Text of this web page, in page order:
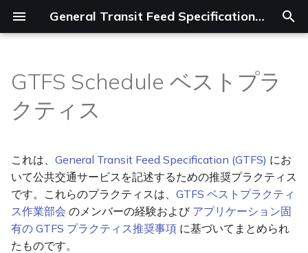
General Transit Feed Specification (LLM翻訳)
初
GTFS とは何ですか？
GTFS をどのように作成し
ますか？
作成
公開
GTFS でできることは何で
すか？
概要
基本の追加機能
アクセシビリティ
運賃
ドキュメント構成
ファイル別の推奨実践事項
すべてのファイル
agency.txt
帰属表示
デマンド型サービス
運賃 (v2)
導入
チケット商品
乗客区分
ルート・路線系統(route)
レガシー運賃 (v1)
最近の追加
リファレンス
フィードエンティティ
概要
サービスアラート
車両位置
便(trip)の変更
Protobuf
言語バインディング
概要
Java
JavaScript/Node.js
Python
サービスアラート
移行の重複
最近の追加
参加する
GTFS スケジュールのガバ
エクステンション
概要
Flex
概要
データの共有
データの利用
その他のリソース
カテゴリー Announcements
MobilityData
GTFS Schedule ベストプラ
クティス
これは、 General Transit Feed Specification (GTFS) にお
いて公共交通サービスを記述するための推奨プラクティス
です。これらのプラクティスは、 GTFS ベストプラクティ
ス作業部会 のメンバーの経験および アプリケーション固
有の GTFS プラクティス推奨事項 に基づいてまとめられ
たものです。